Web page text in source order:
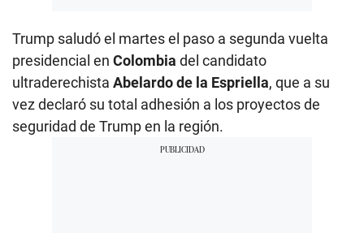
Trump saludó el martes el paso a segunda vuelta
presidencial en Colombia del candidato
ultraderechista Abelardo de la Espriella, que a su
vez declaró su total adhesión a los proyectos de
seguridad de Trump en la región.